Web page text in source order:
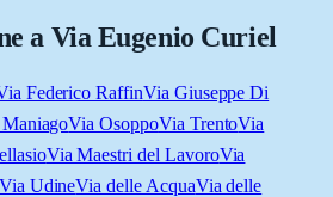
a Via Eugenio Curiel
Federico RaffinVia Giuseppe Di
Via OsoppoVia TrentoVia
Via Maestri del LavoroVia
Via UdineVia delle AcquaVia delle